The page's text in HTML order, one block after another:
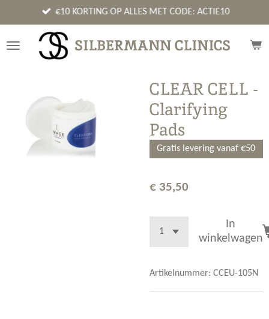
direct
naar
SILBERMANN CLINICS
€10 KORTING OP ALLES MET CODE: ACTIE10
CLEAR CELL -
Clarifying
Pads
Gratis levering vanaf €50
€ 35,50
In
winkelwagen
Artikelnummer: CCEU-105N